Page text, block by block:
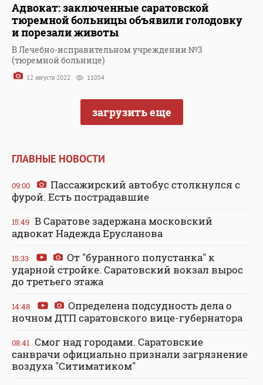
Адвокат: заключенные саратовской
тюремной больницы объявили голодовку
и порезали животы
В Лечебно-исправительном учреждении №3
(тюремной больнице)
12 августа 2022 11054
загрузить еще
ГЛАВНЫЕ НОВОСТИ
09:00
Пассажирский автобус столкнулся с
фурой. Есть пострадавшие
15:49 В Саратове задержана московский
адвокат Надежда Ерусланова
15:33
От "буранного полустанка" к
ударной стройке. Саратовский вокзал вырос
до третьего этажа
14:48
Определена подсудность дела о
ночном ДТП саратовского вице-губернатора
08:41 Смог над городами. Саратовские
санврачи официально признали загрязнение
воздуха "Ситиматиком"